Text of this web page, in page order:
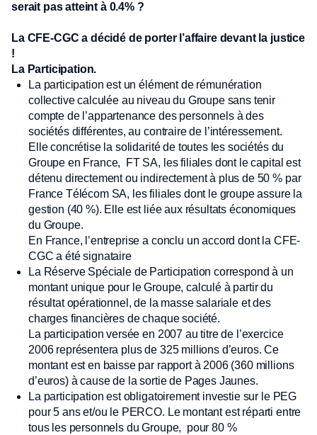
serait pas atteint à 0.4% ?
La CFE-CGC a décidé de porter l’affaire devant la justice
!
La Participation.
La participation est un élément de rémunération
collective calculée au niveau du Groupe sans tenir
compte de l’appartenance des personnels à des
sociétés différentes, au contraire de l’intéressement.
Elle concrétise la solidarité de toutes les sociétés du
Groupe en France, FT SA, les filiales dont le capital est
détenu directement ou indirectement à plus de 50 % par
France Télécom SA, les filiales dont le groupe assure la
gestion (40 %). Elle est liée aux résultats économiques
du Groupe.
En France, l’entreprise a conclu un accord dont la CFE-
CGC a été signataire
La Réserve Spéciale de Participation correspond à un
montant unique pour le Groupe, calculé à partir du
résultat opérationnel, de la masse salariale et des
charges financières de chaque société.
La participation versée en 2007 au titre de l’exercice
2006 représentera plus de 325 millions d’euros. Ce
montant est en baisse par rapport à 2006 (360 millions
d’euros) à cause de la sortie de Pages Jaunes.
La participation est obligatoirement investie sur le PEG
pour 5 ans et/ou le PERCO. Le montant est réparti entre
tous les personnels du Groupe, pour 80 %